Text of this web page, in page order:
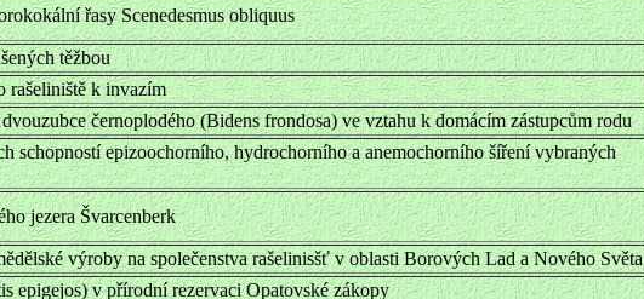
řasy Scenedesmus obliquus
těžbou
rašeliniště k invazím
černoplodého (Bidens frondosa) ve vztahu k domácím zástupcům rodu
schopností epizoochorního, hydrochorního a anemochorního šíření vybraných
jezera Švarcenberk
výroby na společenstva rašelinisšť v oblasti Borových Lad a Nového Světa
epigejos) v přírodní rezervaci Opatovské zákopy